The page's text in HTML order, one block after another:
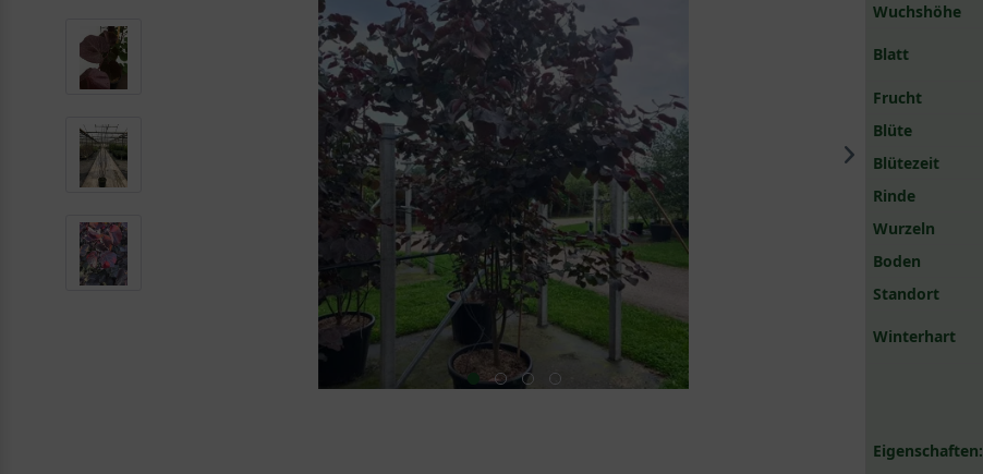
Wuchshöhe
Blatt
Frucht
Blüte
Blütezeit
Rinde
Wurzeln
Boden
Standort
Winterhart
Eigenschaften: